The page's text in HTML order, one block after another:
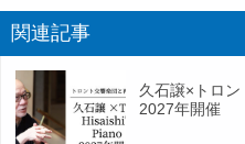
関連記事
久石譲×トロ
2027年開催